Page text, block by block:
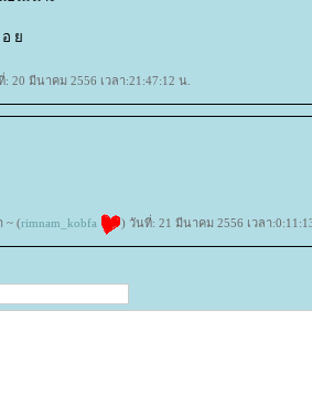
อ
: 20 มีนาคม 2556 เวลา:21:47:12 น.
~ (rimnam_kobfa ) วันที่: 21 มีนาคม 2556 เวลา